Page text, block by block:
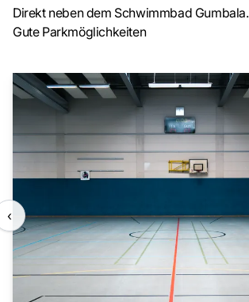
Direkt neben dem Schwimmbad Gumbala.
Gute Parkmöglichkeiten
‹